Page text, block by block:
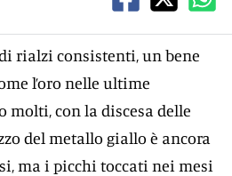
rialzi consistenti, un bene
l’oro nelle ultime
molti, con la discesa delle
del metallo giallo è ancora
ma i picchi toccati nei mesi